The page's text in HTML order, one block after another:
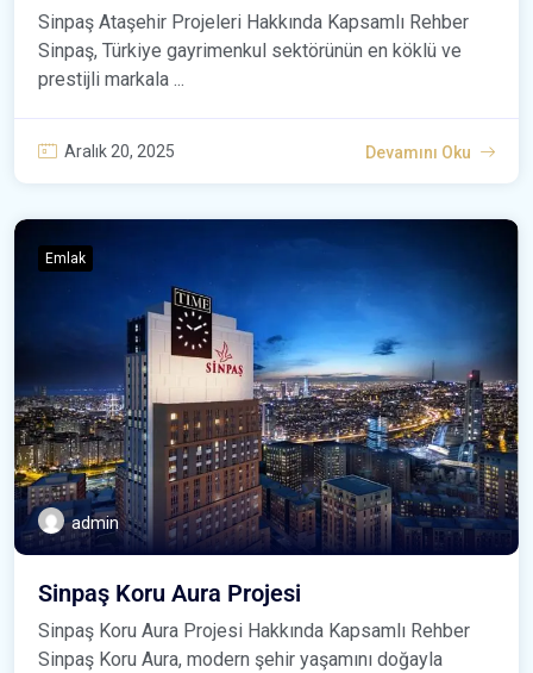
Sinpaş Ataşehir Projeleri Hakkında Kapsamlı Rehber
Sinpaş, Türkiye gayrimenkul sektörünün en köklü ve
prestijli markala ...
Aralık 20, 2025 Devamını Oku
Emlak
admin
Sinpaş Koru Aura Projesi
Sinpaş Koru Aura Projesi Hakkında Kapsamlı Rehber
Sinpaş Koru Aura, modern şehir yaşamını doğayla